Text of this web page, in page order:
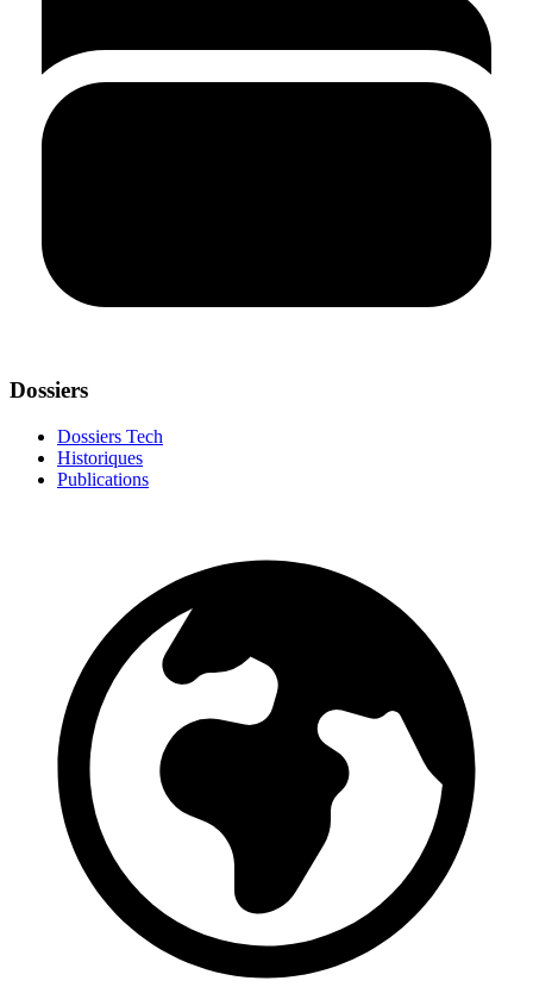
Dossiers
Dossiers Tech
Historiques
Publications